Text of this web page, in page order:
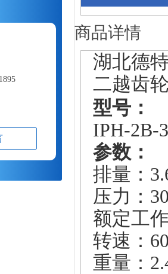
商品详情
湖北德
二越齿
型号：
IPH-2B-
参数：
排量：
压力：
额定工
转速：
重量：